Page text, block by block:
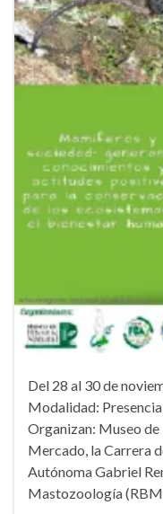
Del 28 al 30 de
Modalidad:
Organizan: Museo
Mercado, la Carrera
Autónoma Gabriel
Mastozoología